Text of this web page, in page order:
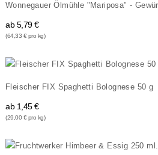
Wonnegauer Ölmühle "Mariposa" -
ab5,79 €
(64,33 € pro kg)
Fleischer FIX Spaghetti Bolognese 50 g
ab 1,45 €
(29,00 € pro kg)